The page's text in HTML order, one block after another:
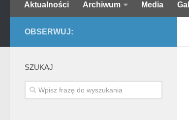
Aktualności Archiwum Media
OBSERWUJ:
SZUKAJ